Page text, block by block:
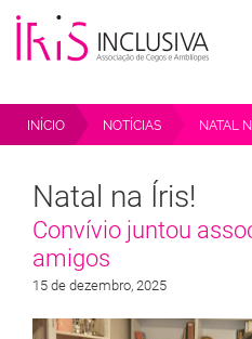
INÍCIO NOTÍCIAS NATAL
Natal na Íris!
Convívio juntou
amigos
15 de dezembro, 2025